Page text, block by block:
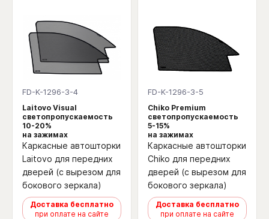
FD-K-1296-3-4
Laitovo Visual
светопропускаемость
10-20%
на зажимах
Каркасные автошторки
Laitovo для передних
дверей (с вырезом для
бокового зеркала)
Доставка бесплатно
при оплате на сайте
FD-K-1296-3-5
Chiko Premium
светопропускаемость
5-15%
на зажимах
Каркасные автошторки
Chiko для передних
дверей (с вырезом для
бокового зеркала)
Доставка бесплатно
при оплате на сайте